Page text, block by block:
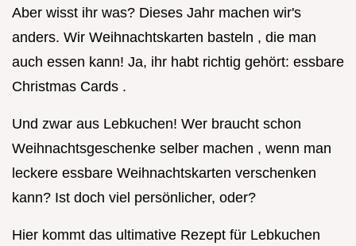
Aber wisst ihr was? Dieses Jahr machen wir's
anders. Wir Weihnachtskarten basteln , die man
auch essen kann! Ja, ihr habt richtig gehört: essbare
Christmas Cards .
Und zwar aus Lebkuchen! Wer braucht schon
Weihnachtsgeschenke selber machen , wenn man
leckere essbare Weihnachtskarten verschenken
kann? Ist doch viel persönlicher, oder?
Hier kommt das ultimative Rezept für Lebkuchen